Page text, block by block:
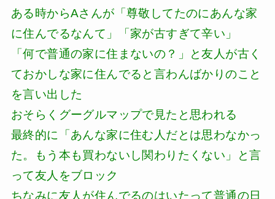
ある時からAさんが「尊敬してたのにあんな家
に住んでるなんて」「家が古すぎて辛い」
「何で普通の家に住まないの？」と友人が古く
ておかしな家に住んでると言わんばかりのこと
を言い出した
おそらくグーグルマップで見たと思われる
最終的に「あんな家に住む人だとは思わなかっ
た。もう本も買わないし関わりたくない」と言
って友人をブロック
ちなみに友人が住んでるのはいたって普通の日